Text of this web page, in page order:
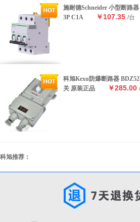
施耐德Schneider 小型断路
3P C1A
￥107.35 /台
科旭Kexu防爆断路器
关 原装正品
￥285.00
科旭推荐：